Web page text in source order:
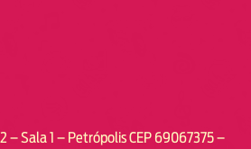
– Sala 1 – Petrópolis CEP 69067375 –